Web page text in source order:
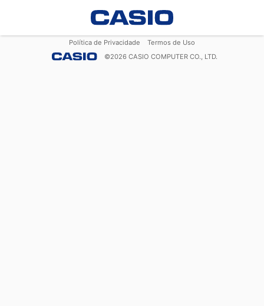
Política de Privacidade
Termos de Uso
©2026 CASIO COMPUTER CO., LTD.